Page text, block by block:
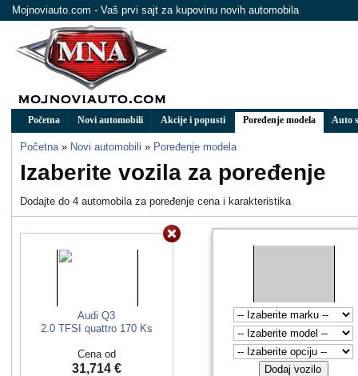
Mojnoviauto.com - Vaš prvi sajt za kupovinu novih automobila
Početna Novi automobili Akcije i popusti Poređenje modela Auto
Početna » Novi automobili » Poređenje modela
Izaberite vozila za poređenje
Dodajte do 4 automobila za poređenje cena i karakteristika
Audi Q3
2.0 TFSI quattro 170 Ks
Cena od
31,714 € Dodaj vozilo